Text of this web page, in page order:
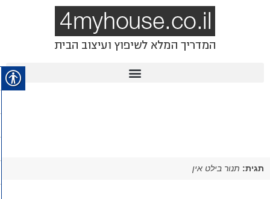
תגית: תנור בילט אין